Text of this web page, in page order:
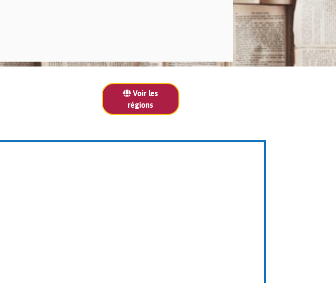
Voir les
régions